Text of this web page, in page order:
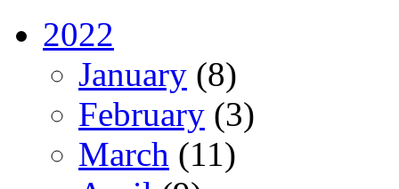
2022
January (8)
February (3)
March (11)